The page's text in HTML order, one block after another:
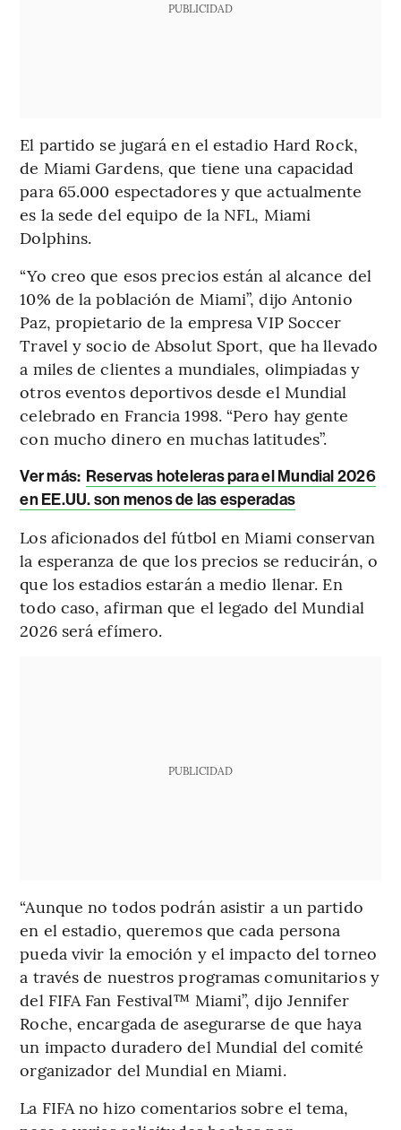
PUBLICIDAD
El partido se jugará en el estadio Hard Rock,
de Miami Gardens, que tiene una capacidad
para 65.000 espectadores y que actualmente
es la sede del equipo de la NFL, Miami
Dolphins.
“Yo creo que esos precios están al alcance del
10% de la población de Miami”, dijo Antonio
Paz, propietario de la empresa VIP Soccer
Travel y socio de Absolut Sport, que ha llevado
a miles de clientes a mundiales, olimpiadas y
otros eventos deportivos desde el Mundial
celebrado en Francia 1998. “Pero hay gente
con mucho dinero en muchas latitudes”.
Ver más: Reservas hoteleras para el Mundial 2026
en EE.UU. son menos de las esperadas
Los aficionados del fútbol en Miami conservan
la esperanza de que los precios se reducirán, o
que los estadios estarán a medio llenar. En
todo caso, afirman que el legado del Mundial
2026 será efímero.
PUBLICIDAD
“Aunque no todos podrán asistir a un partido
en el estadio, queremos que cada persona
pueda vivir la emoción y el impacto del torneo
a través de nuestros programas comunitarios y
del FIFA Fan Festival™ Miami”, dijo Jennifer
Roche, encargada de asegurarse de que haya
un impacto duradero del Mundial del comité
organizador del Mundial en Miami.
La FIFA no hizo comentarios sobre el tema,